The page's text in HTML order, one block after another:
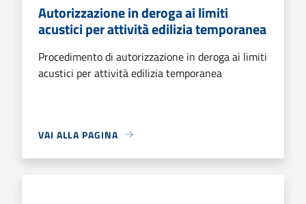
Autorizzazione in deroga ai limiti
acustici per attività edilizia temporanea
Procedimento di autorizzazione in deroga ai limiti
acustici per attività edilizia temporanea
VAI ALLA PAGINA